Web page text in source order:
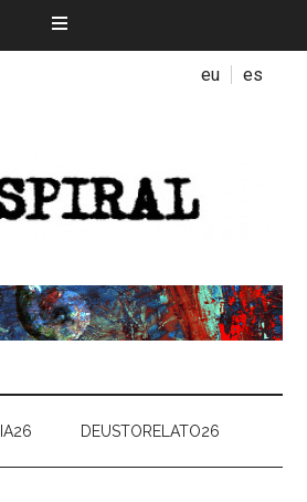
eu es
DEUSTORELATO26